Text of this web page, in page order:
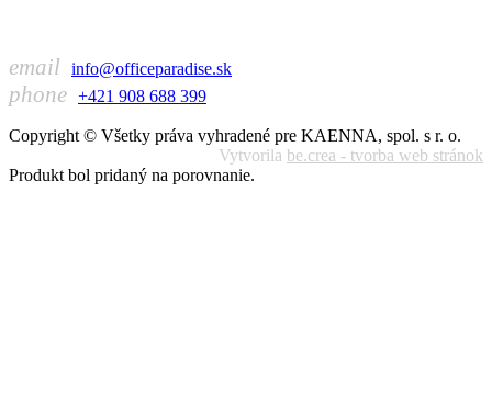
email info@officeparadise.sk
phone +421 908 688 399
Copyright © Všetky práva vyhradené pre KAENNA, spol. s r. o.
Vytvorila be.crea - tvorba web stránok
Produkt bol pridaný na porovnanie.